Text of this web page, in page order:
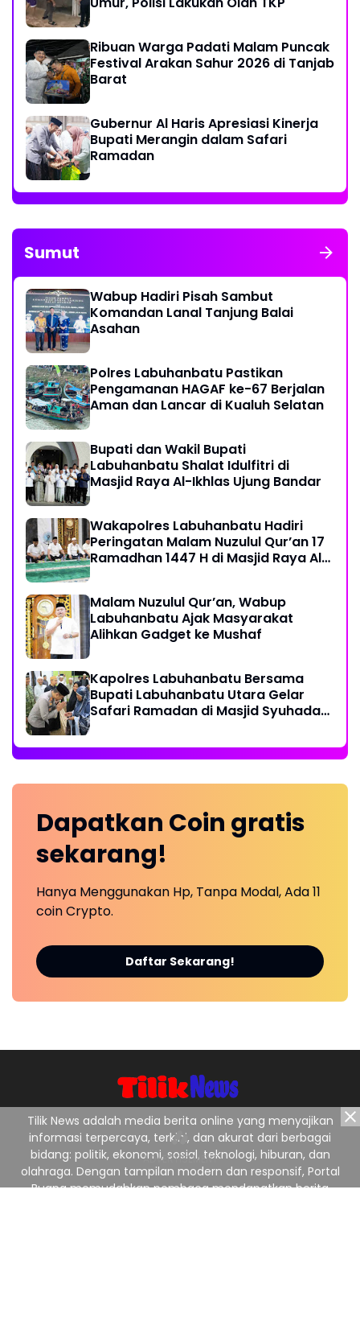
Ribuan Warga Padati Malam Puncak
Festival Arakan Sahur 2026 di Tanjab
Barat
Gubernur Al Haris Apresiasi Kinerja
Bupati Merangin dalam Safari
Ramadan
Sumut
Wabup Hadiri Pisah Sambut
Komandan Lanal Tanjung Balai
Asahan
Polres Labuhanbatu Pastikan
Pengamanan HAGAF ke-67 Berjalan
Aman dan Lancar di Kualuh Selatan
Bupati dan Wakil Bupati
Labuhanbatu Shalat Idulfitri di
Masjid Raya Al-Ikhlas Ujung Bandar
Wakapolres Labuhanbatu Hadiri
Peringatan Malam Nuzulul Qur’an 17
Ramadhan 1447 H di Masjid Raya Al-
Malam Nuzulul Qur’an, Wabup
Labuhanbatu Ajak Masyarakat
Alihkan Gadget ke Mushaf
Kapolres Labuhanbatu Bersama
Bupati Labuhanbatu Utara Gelar
Safari Ramadan di Masjid Syuhada
Dapatkan Coin gratis
sekarang!
Hanya Menggunakan Hp, Tanpa Modal, Ada 11
coin Crypto.
Daftar Sekarang!
Tilik News adalah media berita online yang menyajikan
informasi terpercaya, terkini, dan akurat dari berbagai
bidang: politik, ekonomi, sosial, teknologi, hiburan, dan
olahraga. Dengan tampilan modern dan responsif, Portal
Buana memudahkan pembaca mendapatkan berita